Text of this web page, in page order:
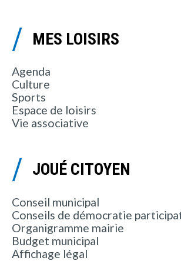
MES LOISIRS
Agenda
Culture
Sports
Espace de loisirs
Vie associative
JOUÉ CITOYEN
Conseil municipal
Conseils de démocratie
Organigramme mairie
Budget municipal
Affichage légal